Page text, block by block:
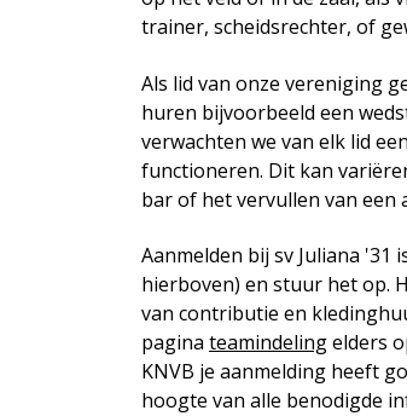
trainer, scheidsrechter, of
Als lid van onze vereniging
huren bijvoorbeeld een
verwachten we van elk lid
functioneren. Dit kan
bar of het vervullen van een
Aanmelden bij sv Juliana '31
hierboven) en stuur het op.
van contributie en
pagina teamindelingelders
KNVB je aanmelding heeft
hoogte van alle benodigde